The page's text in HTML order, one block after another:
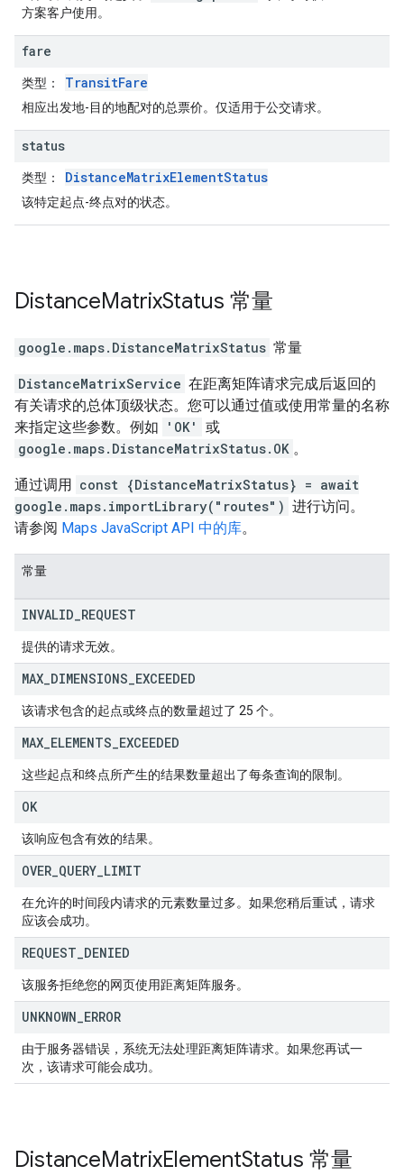
方案客户使用。
fare
类型 ： TransitFare
相应出发地-目的地配对的总票价。仅适用于公交请求。
status
类型 ： DistanceMatrixElementStatus
该特定起点-终点对的状态。
DistanceMatrixStatus 常量
google.maps. DistanceMatrixStatus 常量
DistanceMatrixService 在距离矩阵请求完成后返回的
有关请求的总体顶级状态。您可以通过值或使用常量的名称
来指定这些参数。例如
'OK'
或
google.maps.DistanceMatrixStatus.OK 。
通过调用 const {DistanceMatrixStatus} = await
google.maps.importLibrary("routes") 进行访问。
请参阅 Maps JavaScript API 中的库。
常量
INVALID REQUEST
提供的请求无效。
MAX DIMENSIONS EXCEEDED
该请求包含的起点或终点的数量超过了 25 个。
MAX ELEMENTS EXCEEDED
这些起点和终点所产生的结果数量超出了每条查询的限制。
OK
该响应包含有效的结果。
OVER QUERY LIMIT
在允许的时间段内请求的元素数量过多。如果您稍后重试，请求
应该会成功。
REQUEST DENIED
该服务拒绝您的网页使用距离矩阵服务。
UNKNOWN ERROR
由于服务器错误，系统无法处理距离矩阵请求。如果您再试一
次，该请求可能会成功。
DistanceMatrixElementStatus 常量